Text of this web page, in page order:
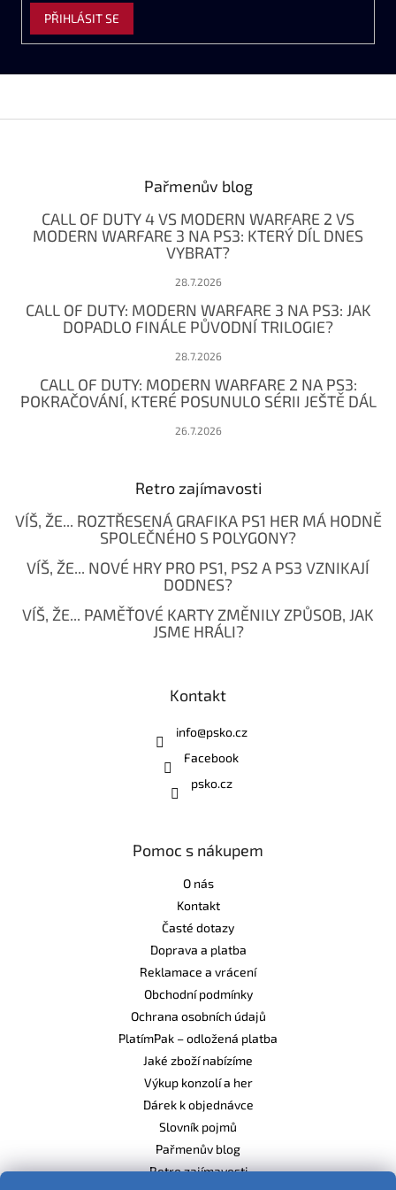
PŘIHLÁSIT SE
Pařmenův blog
CALL OF DUTY 4 VS MODERN WARFARE 2 VS
MODERN WARFARE 3 NA PS3: KTERÝ DÍL DNES
VYBRAT?
28.7.2026
CALL OF DUTY: MODERN WARFARE 3 NA PS3: JAK
DOPADLO FINÁLE PŮVODNÍ TRILOGIE?
28.7.2026
CALL OF DUTY: MODERN WARFARE 2 NA PS3:
POKRAČOVÁNÍ, KTERÉ POSUNULO SÉRII JEŠTĚ DÁL
26.7.2026
Retro zajímavosti
VÍŠ, ŽE... ROZTŘESENÁ GRAFIKA PS1 HER MÁ HODNĚ
SPOLEČNÉHO S POLYGONY?
VÍŠ, ŽE... NOVÉ HRY PRO PS1, PS2 A PS3 VZNIKAJÍ
DODNES?
VÍŠ, ŽE... PAMĚŤOVÉ KARTY ZMĚNILY ZPŮSOB, JAK
JSME HRÁLI?
Kontakt
info@psko.cz
Facebook
psko.cz
Pomoc s nákupem
O nás
Kontakt
Časté dotazy
Doprava a platba
Reklamace a vrácení
Obchodní podmínky
Ochrana osobních údajů
PlatímPak – odložená platba
Jaké zboží nabízíme
Výkup konzolí a her
Dárek k objednávce
Slovník pojmů
Pařmenův blog
Retro zajímavosti